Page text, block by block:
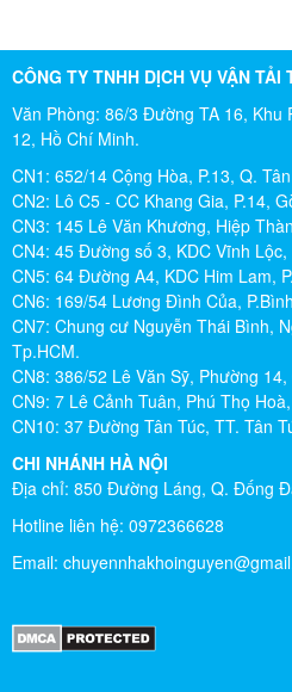
CÔNG TY TNHH DỊCH VỤ VẬN TẢI
Văn Phòng: 86/3 Đường TA 16, Khu
12, Hồ Chí Minh.
CN1: 652/14 Cộng Hòa, P.13, Q.
CN2: Lô C5 - CC Khang Gia, P.14,
CN3: 145 Lê Văn Khương, Hiệp
CN4: 45 Đường số 3, KDC Vĩnh
CN5: 64 Đường A4, KDC Him Lam,
CN6: 169/54 Lương Đình Của,
CN7: Chung cư Nguyễn Thái Bình,
Tp.HCM.
CN8: 386/52 Lê Văn Sỹ, Phường
CN9: 7 Lê Cảnh Tuân, Phú Thọ
CN10: 37 Đường Tân Túc, TT. Tân
CHI NHÁNH HÀ NỘI
Địa chỉ: 850 Đường Láng, Q. Đống
Hotline liên hệ: 0972366628
Email: